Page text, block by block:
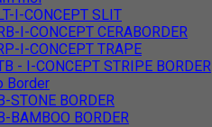
I-CONCEPT SLIT
I-CONCEPT CERABORDER
I-CONCEPT TRAPE
- I-CONCEPT STRIPE BORDER
Border
STONE BORDER
BAMBOO BORDER